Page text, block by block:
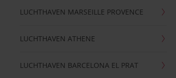
LUCHTHAVEN MARSEILLE PROVENCE
LUCHTHAVEN ATHENE
LUCHTHAVEN BARCELONA EL PRAT